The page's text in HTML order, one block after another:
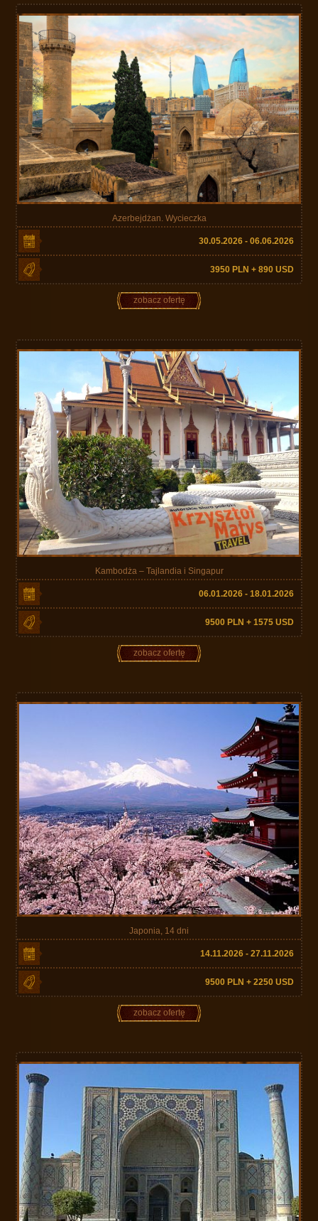
Azerbejdżan. Wycieczka
30.05.2026 - 06.06.2026
3950 PLN + 890 USD
zobacz ofertę
Kambodża – Tajlandia i Singapur
06.01.2026 - 18.01.2026
9500 PLN + 1575 USD
zobacz ofertę
Japonia, 14 dni
14.11.2026 - 27.11.2026
9500 PLN + 2250 USD
zobacz ofertę